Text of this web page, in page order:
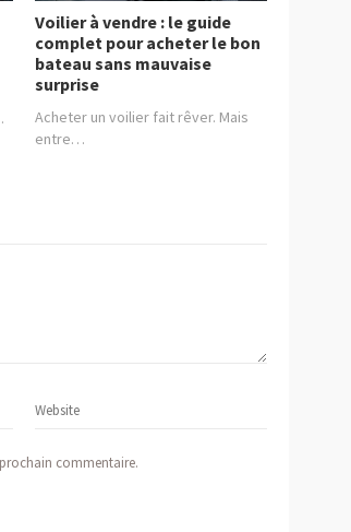
Voilier à vendre : le guide
complet pour acheter le bon
bateau sans mauvaise
surprise
Acheter un voilier fait rêver. Mais
entre…
commentaire.